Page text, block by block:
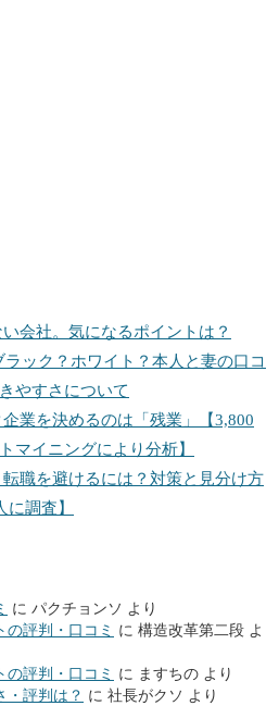
会社。気になるポイントは？
ラック？ホワイト？本人と妻の口コ
やすさについて
業を決めるのは「残業」【3,800
マイニングにより分析】
職を避けるには？対策と見分け方
に調査】
に パクチョンソ より
の評判・口コミ に 構造改革第二段 よ
の評判・口コミ に ますちの より
・評判は？ に 社長がクソ より